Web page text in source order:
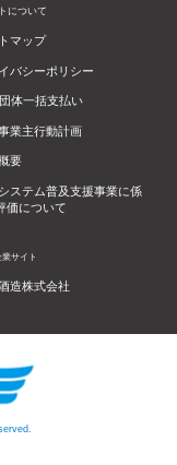
について
マップ
バシーポリシー
体一括支払い
業主行動計画
要
ステム普及支援事業に係
価について
サイト
造株式会社